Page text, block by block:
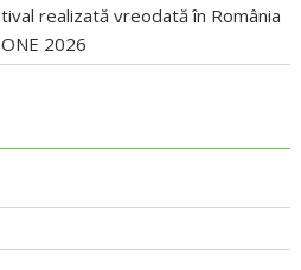
realizată vreodată în România
2026